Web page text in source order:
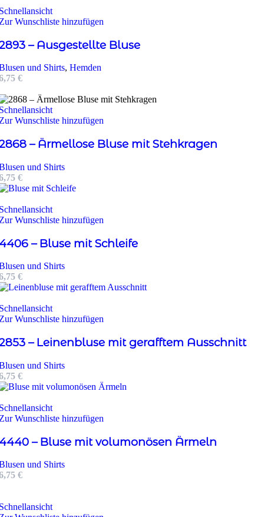
Wunschliste hinzufügen
– Ausgestellte Bluse
und Shirts, Hemden
€
Wunschliste hinzufügen
– Ärmellose Bluse mit Stehkragen
und Shirts
€
Wunschliste hinzufügen
– Bluse mit Schleife
und Shirts
€
Wunschliste hinzufügen
– Leinenbluse mit gerafftem Ausschnitt
und Shirts
€
Wunschliste hinzufügen
– Bluse mit volumonösen Ärmeln
und Shirts
€